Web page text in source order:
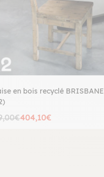
en bois recyclé
404,10€